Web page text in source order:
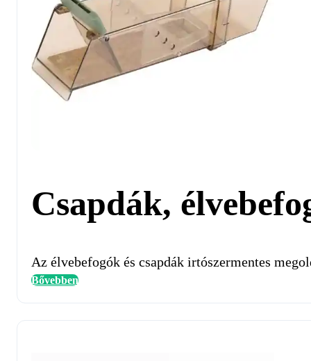
Csapdák,
Az élvebefogók és csapdák irtószermentes
Bővebben